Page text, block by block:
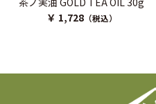
￥ 1,728（税込）